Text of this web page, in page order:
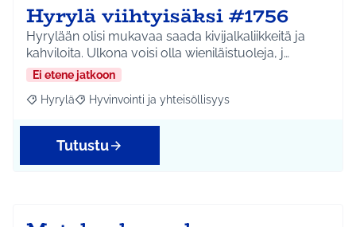
Hyrylä viihtyisäksi #1756
Hyrylään olisi mukavaa saada kivijalkaliikkeitä ja
kahviloita. Ulkona voisi olla wieniläistuoleja, j…
Ei etene jatkoon
Rajaa tulokset aihepiirin mukaan: Hyrylä
Hyrylä Rajaa tulokset teeman mukaan: Hyvinvointi ja
Hyvinvointi ja yhteisöllisyys
Tutustu